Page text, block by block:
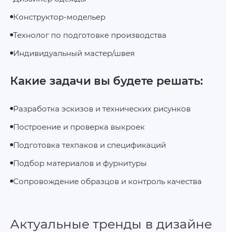
Конструктор‑модельер
Технолог по подготовке производства
Индивидуальный мастер/швея
Какие задачи вы будете решать:
Разработка эскизов и технических рисунков
Построение и проверка выкроек
Подготовка техпаков и спецификаций
Подбор материалов и фурнитуры
Сопровождение образцов и контроль качества
Актуальные тренды в дизайне